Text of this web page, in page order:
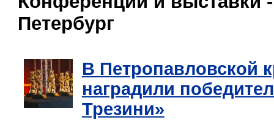
Петербург
В Петропавловской
наградили
Трезини»